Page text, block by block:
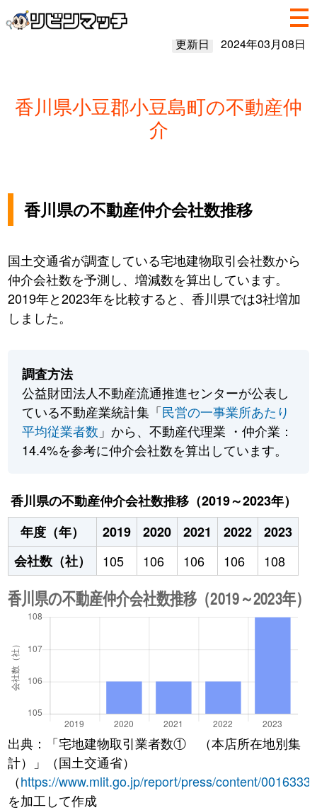
更新日 2024年03月08日
香川県小豆郡小豆島町の不動産仲
介
香川県の不動産仲介会社数推移
国土交通省が調査している宅地建物取引会社数から
仲介会社数を予測し、増減数を算出しています。
2019年と2023年を比較すると、香川県では3社増加
しました。
調査方法
公益財団法人不動産流通推進センターが公表し
ている不動産業統計集「民営の一事業所あたり
平均従業者数 」から、不動産代理業 ・仲介業：
14.4%を参考に仲介会社数を算出しています。
香川県の不動産仲介会社数推移（2019～2023年）
年度（年）
2019 2020 2021 2022
2023
会社数（社）
105 106 106 106 108
出典：「宅地建物取引業者数① （本店所在地別集
計）」（国土交通省）
（https://www.mlit.go.jp/report/press/content/
を加工して作成